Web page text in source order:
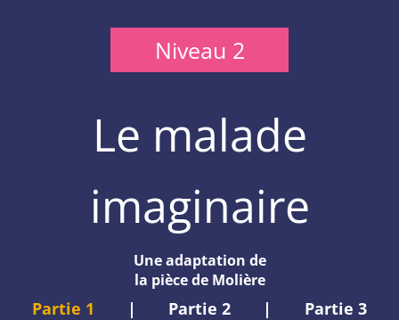
Niveau 2
Le malade
imaginaire
Une adaptation de
la pièce de Molière
Partie 1 | Partie 2 | Partie 3